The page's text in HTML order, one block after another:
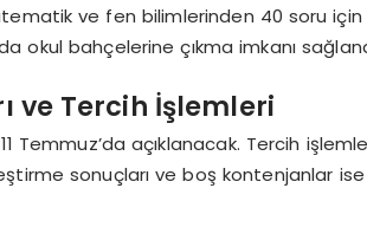
ve fen bilimlerinden 40 soru için
okul bahçelerine çıkma imkanı
ve Tercih İşlemleri
11 Temmuz’da açıklanacak. Tercih
sonuçları ve boş kontenjanlar